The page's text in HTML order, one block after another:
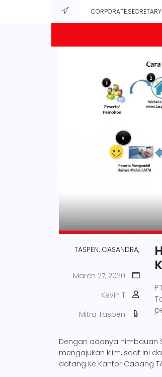
TASPEN, CASANDRA,
March 27, 2020
Kevin T
Mitra Taspen
Dengan adanya himbauan
mengajukan klim, saat ini
datang ke Kantor Cabang